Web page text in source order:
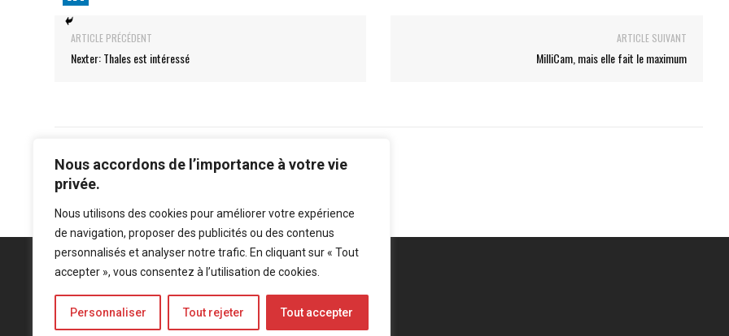
Nous accordons de l’importance à votre vie
privée.
Nous utilisons des cookies pour améliorer votre expérience
de navigation, proposer des publicités ou des contenus
personnalisés et analyser notre trafic. En cliquant sur « Tout
accepter », vous consentez à l’utilisation de cookies.
Personnaliser Tout rejeter Tout accepter
ARTICLE PRÉCÉDENT
Nexter: Thales est intéressé
ARTICLE SUIVANT
MilliCam, mais elle fait le maximum
Mentions légales-Politique de confidentialité